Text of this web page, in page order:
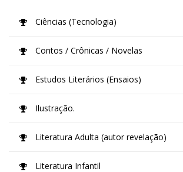
Ciências (Tecnologia)
Contos / Crônicas / Novelas
Estudos Literários (Ensaios)
Ilustração.
Literatura Adulta (autor revelação)
Literatura Infantil